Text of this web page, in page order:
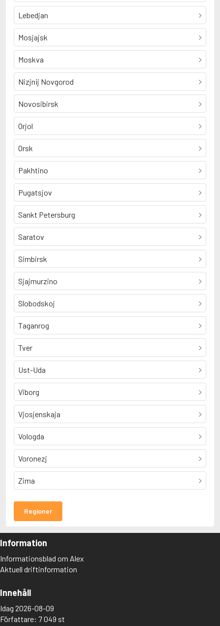
Lebedjan
Mosjajsk
Moskva
Nizjnij Novgorod
Novosibirsk
Orjol
Orsk
Pakhtino
Pugatsjov
Sankt Petersburg
Saratov
Simbirsk
Sjajmurzino
Slobodskoj
Taganrog
Tver
Ust-Uda
Viborg
Vjosjenskaja
Vologda
Voronezj
Zima
Regioner
Information
Informationsblad om Alex
Aktuell driftinformation
Innehåll
Idag 2026-08-09
Författare: 7 049 st